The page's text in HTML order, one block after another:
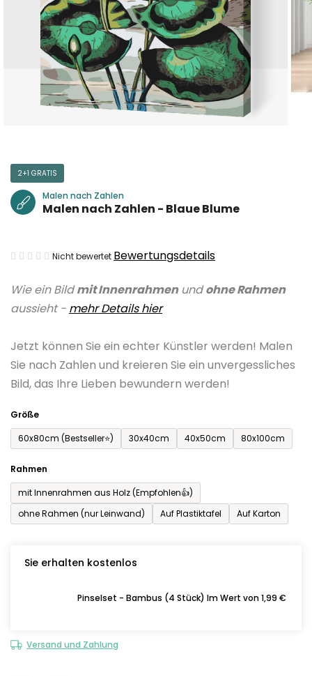
Wie ein Bildmit Innenrahmenundohne Rahmen
aussieht - mehr Details hier
Jetzt können Sie ein echter Künstler werden! Malen
Sie nach Zahlen und kreieren Sie ein unvergessliches
Bild, das Ihre Lieben bewundern werden!
Größe
60x80cm (Bestseller⭐)
30x40cm 40x50cm 80x100cm
Rahmen
mit Innenrahmen aus Holz (Empfohlen👍)
ohne Rahmen (nur Leinwand)
Auf Plastiktafel Auf Karton
Sie erhalten kostenlos
Pinselset - Bambus (4 Stück) Im Wert von 1,99 €
Versand und Zahlung
2+1 GRATIS
Malen nach Zahlen
Malen nach Zahlen - Blaue Blume
Die
Produktbewertung
ist
von
5
Sternen.
Nicht bewertet Bewertungsdetails